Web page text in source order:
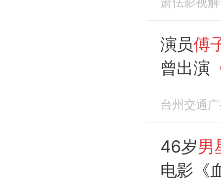
演员傅
曾出演
台州交通
46岁男
电影《